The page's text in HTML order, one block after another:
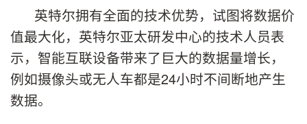
英特尔拥有全面的技术优势，试图将数据价
值最大化，英特尔亚太研发中心的技术人员表
示，智能互联设备带来了巨大的数据量增长，
例如摄像头或无人车都是24小时不间断地产生
数据。